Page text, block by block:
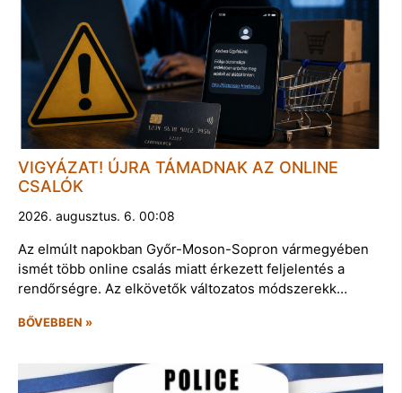
VIGYÁZAT! ÚJRA TÁMADNAK AZ ONLINE
CSALÓK
2026. augusztus. 6. 00:08
Az elmúlt napokban Győr-Moson-Sopron vármegyében
ismét több online csalás miatt érkezett feljelentés a
rendőrségre. Az elkövetők változatos módszerekk…
BŐVEBBEN »